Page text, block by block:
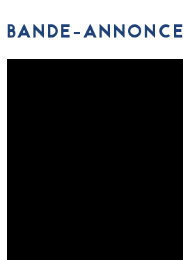
BANDE-ANNONCE